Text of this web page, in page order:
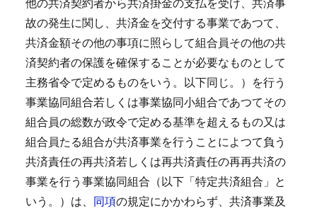
故の発生に関し、共済金を交付する事業であつて、
共済金額その他の事項に照らして組合員その他の共
済契約者の保護を確保することが必要なものとして
主務省令で定めるものをいう。以下同じ。）を行う
事業協同組合若しくは事業協同小組合であつてその
組合員の総数が政令で定める基準を超えるもの又は
組合員たる組合が共済事業を行うことによつて負う
共済責任の再共済若しくは再共済責任の再再共済の
事業を行う事業協同組合（以下「特定共済組合」と
いう。）は、 同項の規定にかかわらず、共済事業及